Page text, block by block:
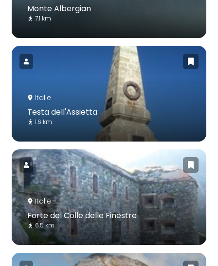
Monte Albergian
7.1 km
Italie
Testa dell'Assietta
1.6 km
Italie
Forte del Colle delle Finestre
6.5 km